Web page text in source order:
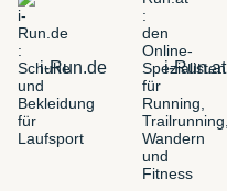
i-Run.de i-Run.at